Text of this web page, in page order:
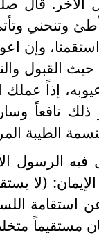
وتنحني
وإن
القبول
إذاً
نافعاً
الطيبة
فيه الرسول
(لا
عن استقامة
مستقيماً